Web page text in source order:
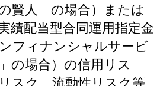
賢人」の場合）または
績配当型合同運用指定金
フィナンシャルサービ
の場合）の信用リス
スク、流動性リスク等